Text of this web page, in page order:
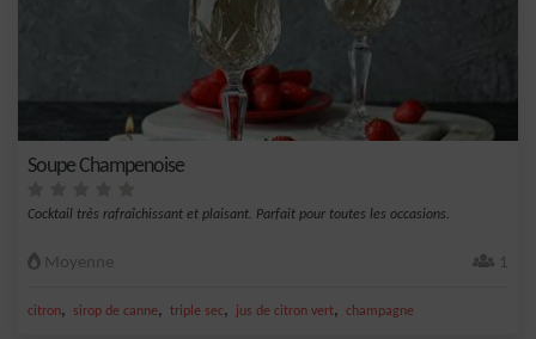
Soupe Champenoise
Cocktail très rafraîchissant et plaisant. Parfait pour toutes les occasions.
Moyenne 1
citron, sirop de canne, triple sec, jus de citron vert, champagne